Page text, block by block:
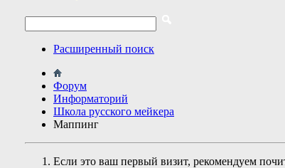
Расширенный поиск
Форум
Информаторий
Школа русского мейкера
Маппинг
Если это ваш первый визит, рекомендуем